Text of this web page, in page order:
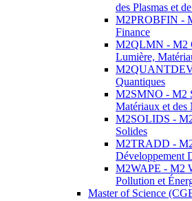
des Plasmas et
M2PROBFIN -
Finance
M2QLMN - M2
Lumière,
Quantiques
M2SMNO - M2
Matériaux et des
M2SOLIDS -
Solides
M2TRADD -
Développement
M2WAPE - M2
Pollution et
Master of Science